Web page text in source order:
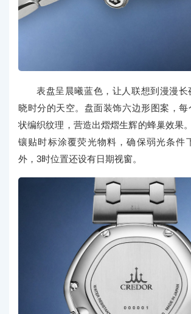
表盘呈晨曦蓝色，让人联想到漫漫长
晓时分的天空。盘面装饰六边形图案，每
状编织纹理，营造出熠熠生辉的蜂巢效果
镶贴时标涂覆荧光物料，确保弱光条件
外，3时位置还设有日期视窗。